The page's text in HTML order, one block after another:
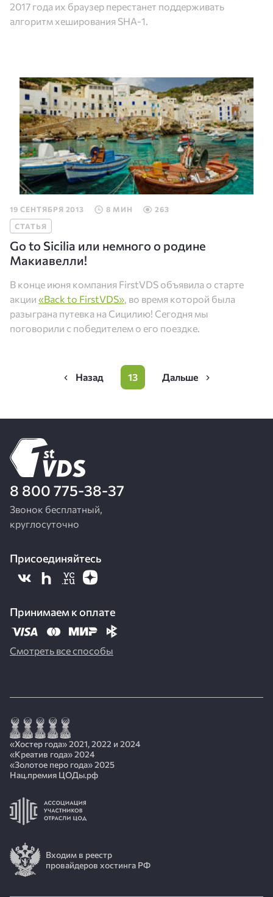
2017 года их браузер перестанет поддерживать
алгоритм хеширования SHA-1.
19 СЕНТЯБРЯ 2013 8 МИН
263
СТАТЬЯ
Go to Sicilia или немного о родине
Макиавелли!
В конце июня компания FirstVDS объявила о старте
акции «Back to FirstVDS», во время которой была
разыграна путевка на Сицилию! Сегодня мы
поговорили с победителем о его поездке.
Нумерация
ПредыдущаяPage
13
Следующая
8 800 775-38-37
Звонок бесплатный,
круглосуточно
Присоединяйтесь
Принимаем к оплате
Смотреть все способы
«Хостер года» 2021, 2022 и 2024
«Креатив года» 2024
«Золотое перо года» 2025
Нац.премия ЦОДы.рф
Входим в реестр
провайдеров хостинга РФ